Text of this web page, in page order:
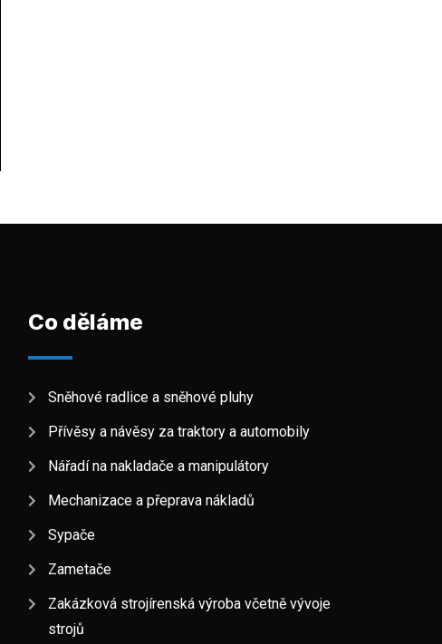
Co děláme
Sněhové radlice a sněhové pluhy
Přívěsy a návěsy za traktory a automobily
Nářadí na nakladače a manipulátory
Mechanizace a přeprava nákladů
Sypače
Zametače
Zakázková strojírenská výroba včetně vývoje
strojů